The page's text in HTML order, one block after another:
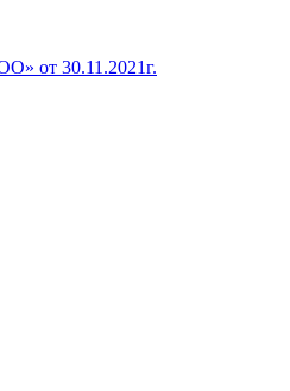
от 30.11.2021г.